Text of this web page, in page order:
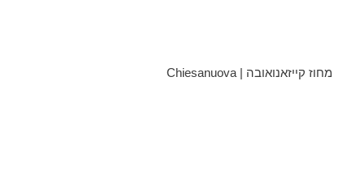
מחוז קייזאנואובה | Chiesanuova